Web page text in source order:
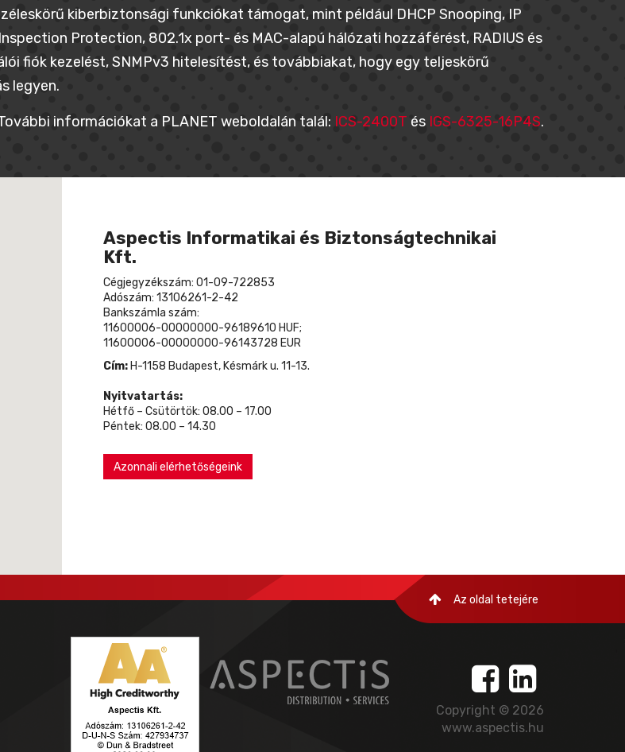
kiberbiztonsági funkciókat támogat, mint például DHCP Snooping, IP
Protection, 802.1x port- és MAC-alapú hálózati hozzáférést, RADIUS és
fiók kezelést, SNMPv3 hitelesítést, és továbbiakat, hogy egy teljeskörű
legyen.
információkat a PLANET weboldalán talál: ICS-2400T és IGS-6325-16P4S.
Aspectis Informatikai és Biztonságtechnikai
Kft.
Cégjegyzékszám: 01-09-722853
Adószám: 13106261-2-42
Bankszámla szám:
11600006-00000000-96189610 HUF;
11600006-00000000-96143728 EUR
Cím: H-1158 Budapest, Késmárk u. 11-13.
Nyitvatartás:
Hétfő – Csütörtök: 08.00 – 17.00
Péntek: 08.00 – 14.30
Azonnali elérhetőségeink
Az oldal tetejére
Copyright © 2026
www.aspectis.hu